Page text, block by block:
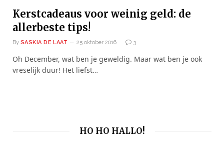
Kerstcadeaus voor weinig geld: de
allerbeste tips!
By SASKIA DE LAAT 25 oktober 2016 3
Oh December, wat ben je geweldig. Maar wat ben je ook
vreselijk duur! Het liefst…
HO HO HALLO!